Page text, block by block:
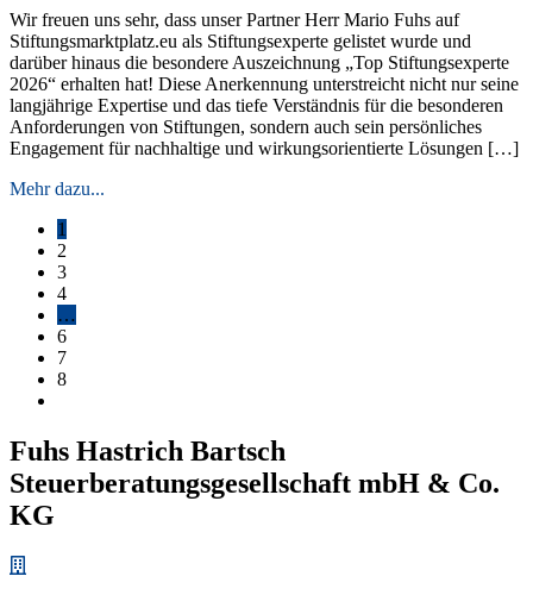
Wir freuen uns sehr, dass unser Partner Herr Mario Fuhs auf
Stiftungsmarktplatz.eu als Stiftungsexperte gelistet wurde und
darüber hinaus die besondere Auszeichnung „Top Stiftungsexperte
2026“ erhalten hat! Diese Anerkennung unterstreicht nicht nur seine
langjährige Expertise und das tiefe Verständnis für die besonderen
Anforderungen von Stiftungen, sondern auch sein persönliches
Engagement für nachhaltige und wirkungsorientierte Lösungen […]
Mehr dazu...
1
2
3
4
…
6
7
8
Fuhs Hastrich Bartsch
Steuerberatungs­­gesellschaft mbH & Co.
KG